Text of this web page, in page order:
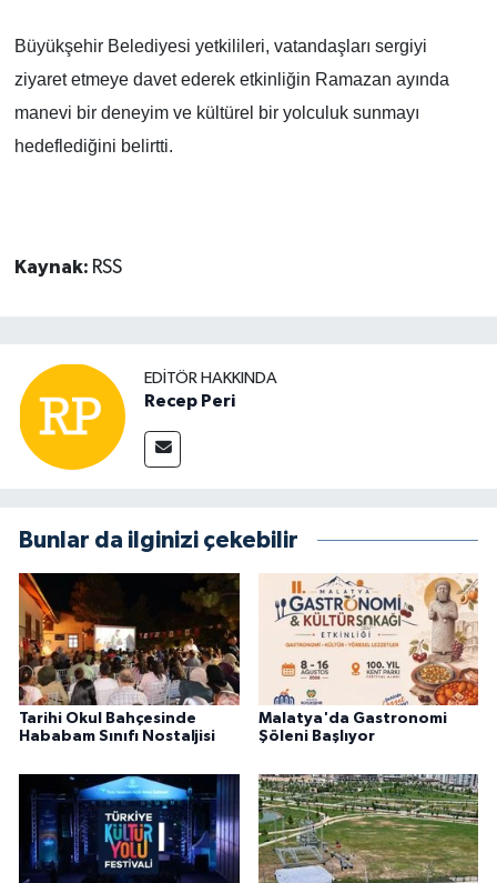
Büyükşehir Belediyesi yetkilileri, vatandaşları sergiyi
ziyaret etmeye davet ederek etkinliğin Ramazan ayında
manevi bir deneyim ve kültürel bir yolculuk sunmayı
hedeflediğini belirtti.
Kaynak: RSS
EDITÖR HAKKINDA
Recep Peri
Bunlar da ilginizi çekebilir
Tarihi Okul Bahçesinde
Hababam Sınıfı Nostaljisi
Malatya'da Gastronomi
Şöleni Başlıyor